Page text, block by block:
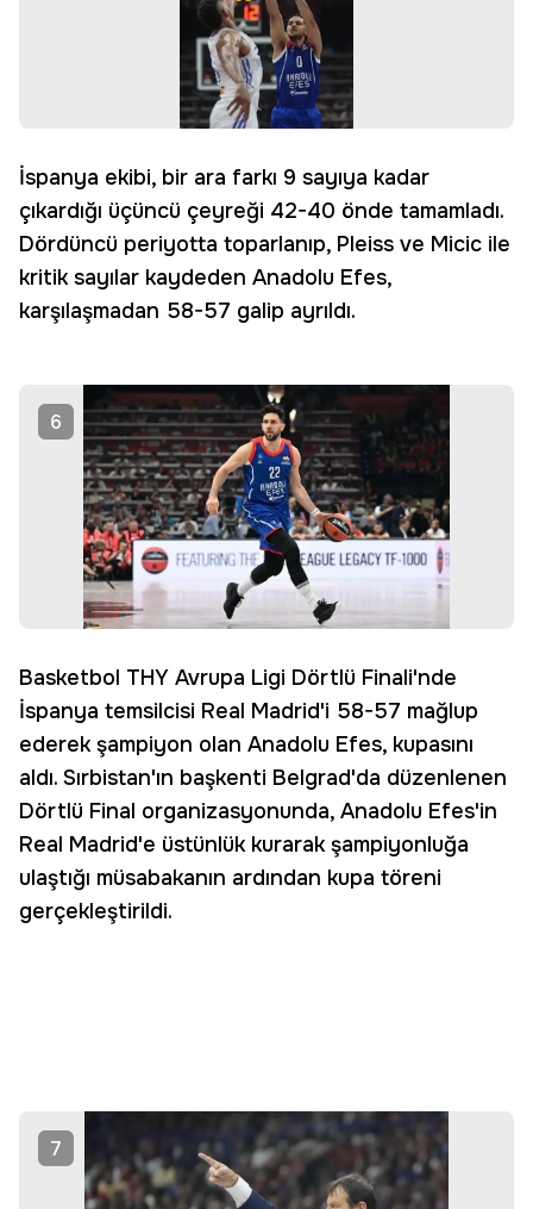
İspanya ekibi, bir ara farkı 9 sayıya kadar
çıkardığı üçüncü çeyreği 42-40 önde tamamladı.
Dördüncü periyotta toparlanıp, Pleiss ve Micic ile
kritik sayılar kaydeden Anadolu Efes,
karşılaşmadan 58-57 galip ayrıldı.
6
Basketbol THY Avrupa Ligi Dörtlü Finali'nde
İspanya temsilcisi Real Madrid'i 58-57 mağlup
ederek şampiyon olan Anadolu Efes, kupasını
aldı. Sırbistan'ın başkenti Belgrad'da düzenlenen
Dörtlü Final organizasyonunda, Anadolu Efes'in
Real Madrid'e üstünlük kurarak şampiyonluğa
ulaştığı müsabakanın ardından kupa töreni
gerçekleştirildi.
7